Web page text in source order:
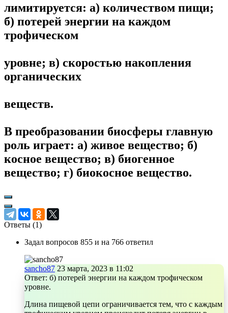
лимитируется: а) количеством пищи;
б) потерей энергии на каждом
трофическом
уровне; в) скоростью накопления
органических
веществ.
В преобразовании биосферы главную
роль играет: а) живое вещество; б)
косное вещество; в) биогенное
вещество; г) биокосное вещество.
Ответы (1)
Задал вопросов 855 и на 766 ответил
sancho87 23 марта, 2023 в 11:02
Ответ: б) потерей энергии на каждом трофическом
уровне.
Длина пищевой цепи ограничивается тем, что с каждым